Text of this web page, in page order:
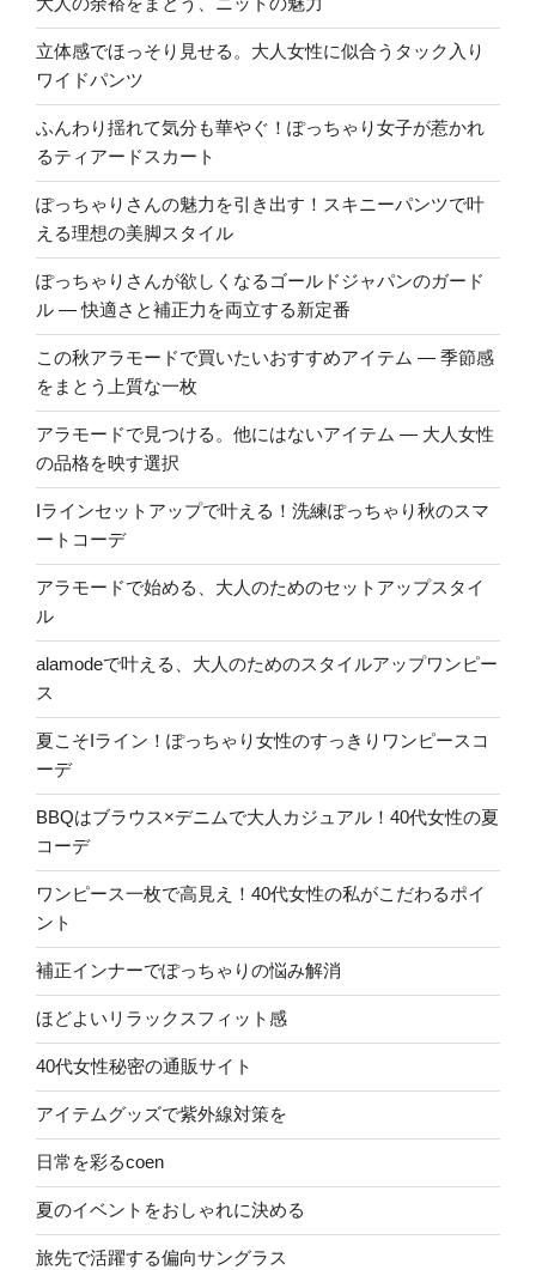
立体感でほっそり見せる。大人女性に似合うタック入り
ワイドパンツ
ふんわり揺れて気分も華やぐ！ぽっちゃり女子が惹かれ
るティアードスカート
ぽっちゃりさんの魅力を引き出す！スキニーパンツで叶
える理想の美脚スタイル
ぽっちゃりさんが欲しくなるゴールドジャパンのガード
ル ― 快適さと補正力を両立する新定番
この秋アラモードで買いたいおすすめアイテム ― 季節感
をまとう上質な一枚
アラモードで見つける。他にはないアイテム ― 大人女性
の品格を映す選択
Iラインセットアップで叶える！洗練ぽっちゃり秋のスマ
ートコーデ
アラモードで始める、大人のためのセットアップスタイ
ル
alamodeで叶える、大人のためのスタイルアップワンピー
ス
夏こそIライン！ぽっちゃり女性のすっきりワンピースコ
ーデ
BBQはブラウス×デニムで大人カジュアル！40代女性の夏
コーデ
ワンピース一枚で高見え！40代女性の私がこだわるポイ
ント
補正インナーでぽっちゃりの悩み解消
ほどよいリラックスフィット感
40代女性秘密の通販サイト
アイテムグッズで紫外線対策を
日常を彩るcoen
夏のイベントをおしゃれに決める
旅先で活躍する偏向サングラス